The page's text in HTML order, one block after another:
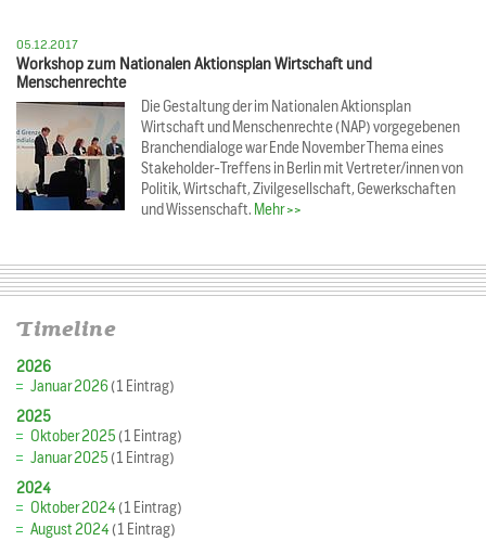
05.12.2017
Workshop zum Nationalen Aktionsplan Wirtschaft und
Menschenrechte
Die Gestaltung der im Nationalen Aktionsplan
Wirtschaft und Menschenrechte (NAP) vorgegebenen
Branchendialoge war Ende November Thema eines
Stakeholder-Treffens in Berlin mit Vertreter/innen von
Politik, Wirtschaft, Zivilgesellschaft, Gewerkschaften
und Wissenschaft. Mehr >>
Timeline
2026
Januar 2026(1 Eintrag)
2025
Oktober 2025(1 Eintrag)
Januar 2025(1 Eintrag)
2024
Oktober 2024(1 Eintrag)
August 2024(1 Eintrag)